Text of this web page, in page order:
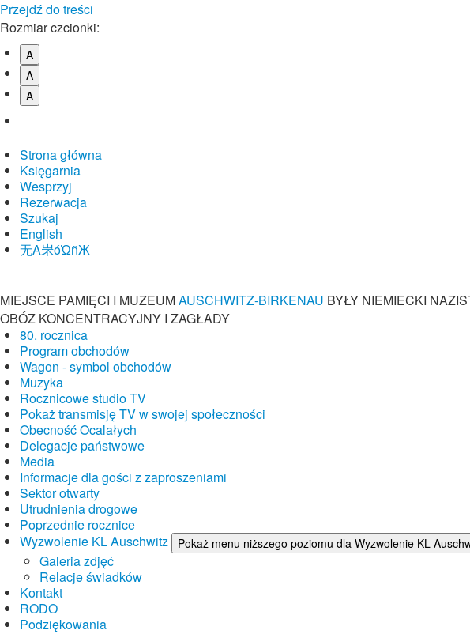
Przejdź do treści
Rozmiar czcionki:
A
A
A
Strona główna
Księgarnia
Wesprzyj
Rezerwacja
Szukaj
English
⽆A㞸óὨñЖ
MIEJSCE PAMIĘCI I MUZEUMAUSCHWITZ-BIRKENAU BYŁY NIEMIECKI
OBÓZ KONCENTRACYJNY I ZAGŁADY
80. rocznica
Program obchodów
Wagon - symbol obchodów
Muzyka
Rocznicowe studio TV
Pokaż transmisję TV w swojej społeczności
Obecność Ocalałych
Delegacje państwowe
Media
Informacje dla gości z zaproszeniami
Sektor otwarty
Utrudnienia drogowe
Poprzednie rocznice
Wyzwolenie KL Auschwitz
Pokaż menu niższego poziomu dla Wyzwolenie KL
Galeria zdjęć
Relacje świadków
Kontakt
RODO
Podziękowania